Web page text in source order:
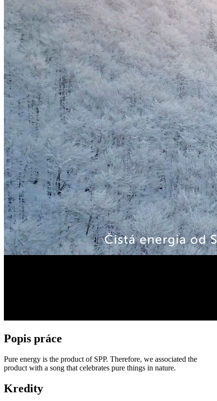
Popis práce
Pure energy is the product of SPP. Therefore, we associated the
product with a song that celebrates pure things in nature.
Kredity